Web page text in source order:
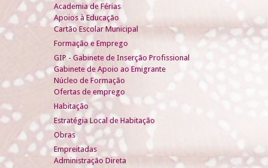
Academia de Férias
Apoios à Educação
Cartão Escolar Municipal
Formação e Emprego
GIP - Gabinete de Inserção Profissional
Gabinete de Apoio ao Emigrante
Núcleo de Formação
Ofertas de emprego
Habitação
Estratégia Local de Habitação
Obras
Empreitadas
Administração Direta